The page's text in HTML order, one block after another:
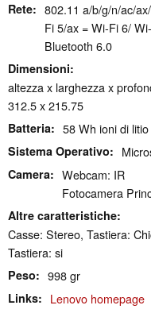
Rete
802.11 a/​b/​g/​n/​ac/​
Fi 5/ax = Wi-Fi 6/
Bluetooth 6.0
Dimensioni
altezza x larghezza x
312.5 x 215.75
Batteria 58 Wh ioni di litio
Sistema Operativo
Camera
Webcam: IR
Fotocamera
Altre caratteristiche
Casse: Stereo, Tastiera:
Tastiera: si
Peso 998 gr
Links Lenovo homepage